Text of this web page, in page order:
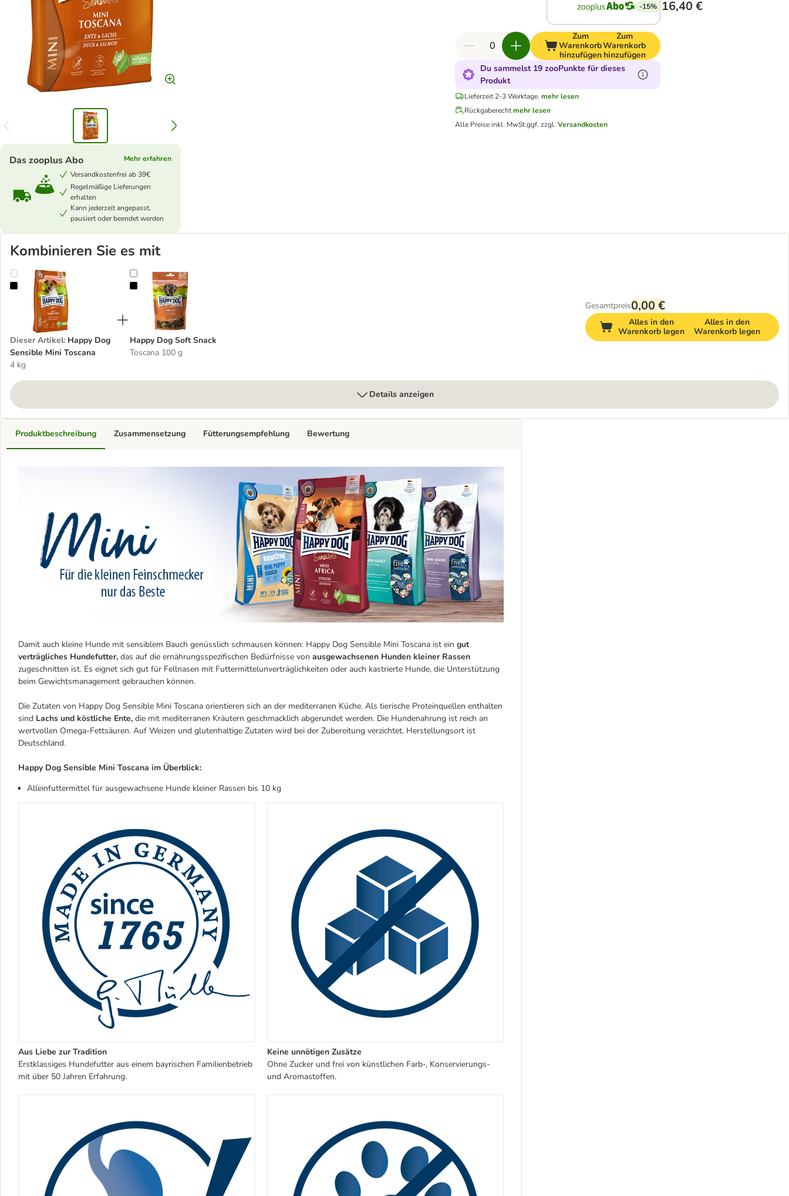
Das zooplus Abo
Mehr erfahren
Versandkostenfrei ab 39€
Regelmäßige Lieferungen
erhalten
Kann jederzeit angepasst,
pausiert oder beendet werden
-15% 16,40 €
Zum
Warenkorb
hinzufügen
Zum
Warenkorb
hinzufügen
Du sammelst 19 zooPunkte für dieses
Produkt
Lieferzeit 2-3 Werktage. mehr lesen
Rückgaberechtmehr lesen
Alle Preise inkl. MwSt.ggf. zzgl.Versandkosten
Kombinieren Sie es mit
Happy Dog Sensible Mini Toscana
Dieser Artikel: Happy Dog
Sensible Mini Toscana
4 kg
Happy Dog Soft Snack
Happy Dog Soft Snack
Toscana 100 g
Gesamtpreis0,00 €
Alles in den
Warenkorb legen
Alles in den
Warenkorb legen
Details anzeigen
Produktbeschreibung
Damit auch kleine Hunde mit sensiblem Bauch genüsslich schmausen können: Happy Dog Sensible Mini Toscana ist ein gut
verträgliches Hundefutter, das auf die ernährungsspezifischen Bedürfnisse von ausgewachsenen Hunden kleiner Rassen
zugeschnitten ist. Es eignet sich gut für Fellnasen mit Futtermittelunverträglichkeiten oder auch kastrierte Hunde, die Unterstützung
beim Gewichtsmanagement gebrauchen können.
Die Zutaten von Happy Dog Sensible Mini Toscana orientieren sich an der mediterranen Küche. Als tierische Proteinquellen enthalten
sind Lachs und köstliche Ente, die mit mediterranen Kräutern geschmacklich abgerundet werden. Die Hundenahrung ist reich an
wertvollen Omega-Fettsäuren. Auf Weizen und glutenhaltige Zutaten wird bei der Zubereitung verzichtet. Herstellungsort ist
Deutschland.
Happy Dog Sensible Mini Toscana im Überblick:
Alleinfuttermittel für ausgewachsene Hunde kleiner Rassen bis 10 kg
Aus Liebe zur Tradition
Erstklassiges Hundefutter aus einem bayrischen Familienbetrieb
mit über 50 Jahren Erfahrung.
Keine unnötigen Zusätze
Ohne Zucker und frei von künstlichen Farb-, Konservierungs-
und Aromastoffen.
Zusammensetzung Fütterungsempfehlung Bewertung